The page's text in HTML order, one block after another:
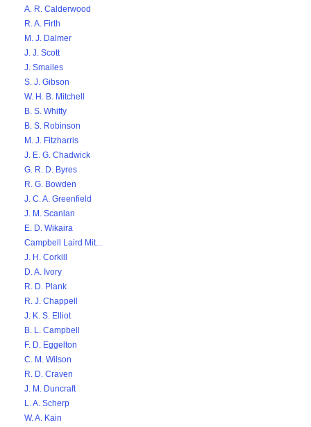
A. R. Calderwood
R. A. Firth
M. J. Dalmer
J. J. Scott
J. Smailes
S. J. Gibson
W. H. B. Mitchell
B. S. Whitty
B. S. Robinson
M. J. Fitzharris
J. E. G. Chadwick
G. R. D. Byres
R. G. Bowden
J. C. A. Greenfield
J. M. Scanlan
E. D. Wikaira
Campbell Laird Mit...
J. H. Corkill
D. A. Ivory
R. D. Plank
R. J. Chappell
J. K. S. Elliot
B. L. Campbell
F. D. Eggelton
C. M. Wilson
R. D. Craven
J. M. Duncraft
L. A. Scherp
W. A. Kain